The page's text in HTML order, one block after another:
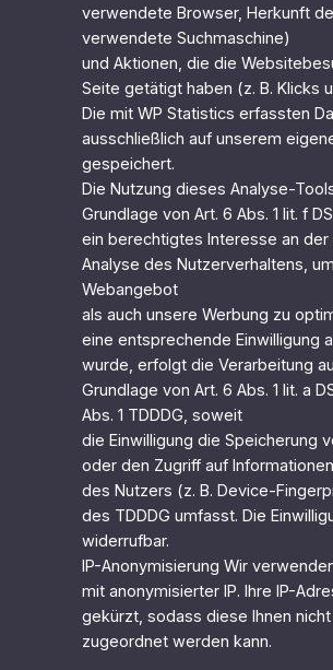
verwendete Browser, Herkunft
verwendete Suchmaschine)
und Aktionen, die die
Seite getätigt haben (z. B. Klicks
Die mit WP Statistics erfassten
ausschließlich auf unserem
gespeichert.
Die Nutzung dieses Analyse-
Grundlage von Art. 6 Abs. 1 lit. f
ein berechtigtes Interesse an der
Analyse des Nutzerverhaltens,
Webangebot
als auch unsere Werbung zu
eine entsprechende Einwilligung
wurde, erfolgt die Verarbeitung
Grundlage von Art. 6 Abs. 1 lit. a
Abs. 1 TDDDG, soweit
die Einwilligung die Speicherung
oder den Zugriff auf
des Nutzers (z. B. Device-
des TDDDG umfasst. Die
widerrufbar.
IP-Anonymisierung Wir
mit anonymisierter IP. Ihre IP-
gekürzt, sodass diese Ihnen
zugeordnet werden kann.